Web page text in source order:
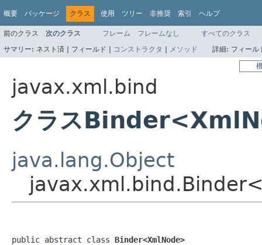
概要 パッケージ クラス 使用 ツリー 非推奨 索引 ヘルプ
前のクラス 次のクラス フレーム フレームなし
すべてのクラス
サマリー: ネスト済 | フィールド | コンストラクタ | メソッド 詳細: フィー
javax.xml.bind
クラス
java.lang.Object
public abstract class Binder<XmlNode>